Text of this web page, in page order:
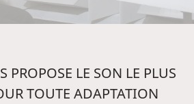
PROPOSE LE SON LE PLUS
TOUTE ADAPTATION